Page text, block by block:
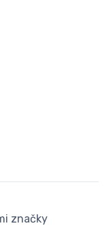
značky